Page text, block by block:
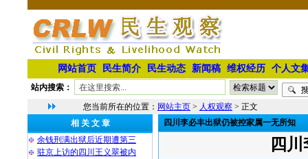
网站首页 民生简介 民生动态 新闻稿 维权经历 个人文
站内搜索：
您当前所在的位置： 网站主页 > 人权观察 > 正文
相 关 文 章
余钱刑满出狱后近期遭第三
驻京上访的四川王义翠被内
四川李必丰出狱仍被控家属一无所知
四